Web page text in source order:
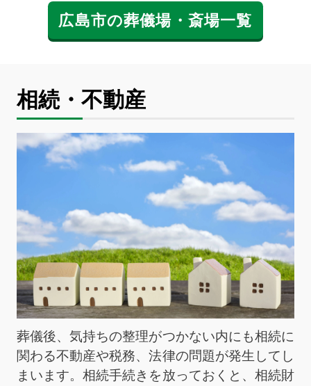
広島市の葬儀場・斎場一覧
相続・不動産
葬儀後、気持ちの整理がつかない内にも相続に
関わる不動産や税務、法律の問題が発生してし
まいます。相続手続きを放っておくと、相続財